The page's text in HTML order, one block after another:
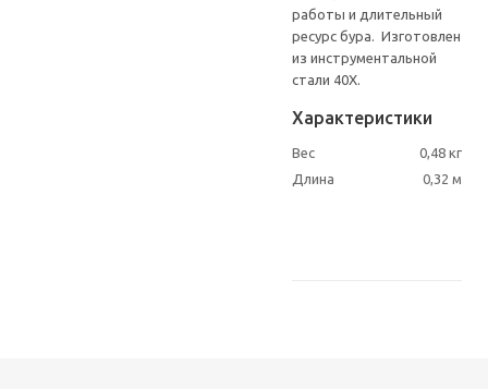
работы и длительный
ресурс бура. Изготовлен
из инструментальной
стали 40Х.
Характеристики
Вес
0,48 кг
Длина
0,32 м